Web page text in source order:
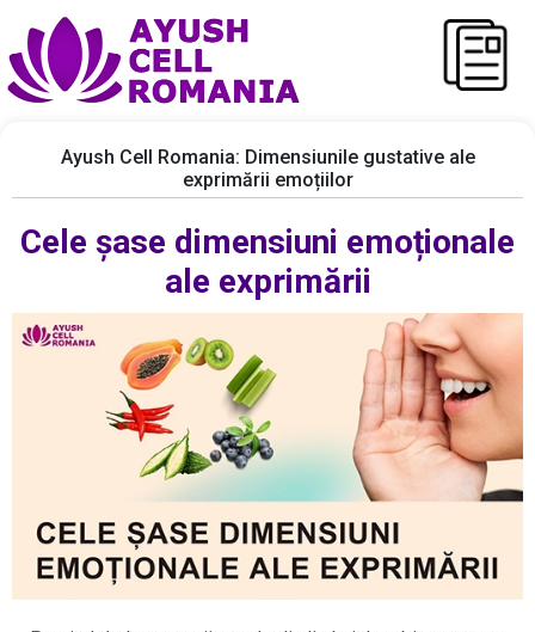
Ayush Cell Romania: Dimensiunile gustative ale
exprimării emoțiilor
Cele șase dimensiuni emoționale
ale exprimării